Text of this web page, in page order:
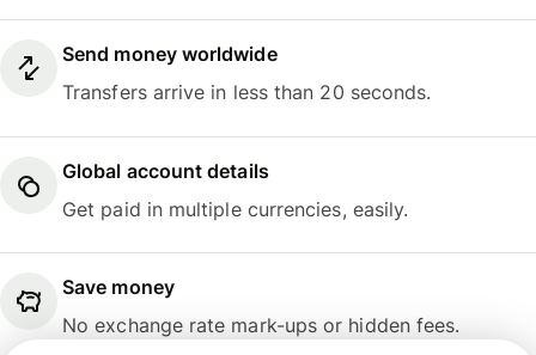
Send money worldwide
Transfers arrive in less than 20 seconds.
Global account details
Get paid in multiple currencies, easily.
Save money
No exchange rate mark-ups or hidden fees.